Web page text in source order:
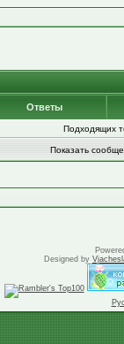
Ответы
Подходящих
Показать
Designed by